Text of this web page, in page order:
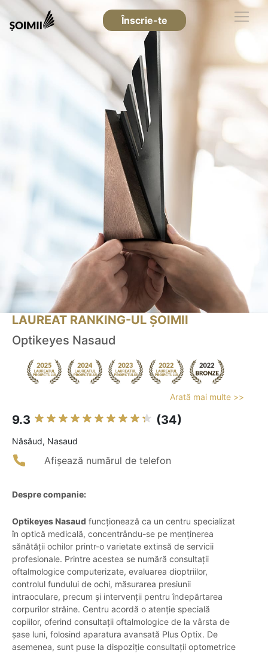
Înscrie-te
LAUREAT RANKING-UL ȘOIMII
Optikeyes Nasaud
Arată mai multe >>
9.3 (34)
Năsăud, Nasaud
Afișează numărul de telefon
Despre companie:
Optikeyes Nasaud funcționează ca un centru specializat
în optică medicală, concentrându-se pe menținerea
sănătății ochilor printr-o varietate extinsă de servicii
profesionale. Printre acestea se numără consultații
oftalmologice computerizate, evaluarea dioptriilor,
controlul fundului de ochi, măsurarea presiunii
intraoculare, precum și intervenții pentru îndepărtarea
corpurilor străine. Centru acordă o atenție specială
copiilor, oferind consultații oftalmologice de la vârsta de
șase luni, folosind aparatura avansată Plus Optix. De
asemenea, sunt puse la dispoziție consultații optometrice